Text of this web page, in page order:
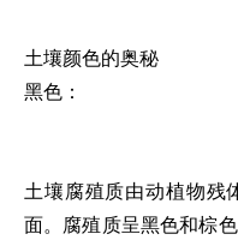
土壤颜色的奥秘
黑色：
土壤腐殖质由动植物残
面。腐殖质呈黑色和棕